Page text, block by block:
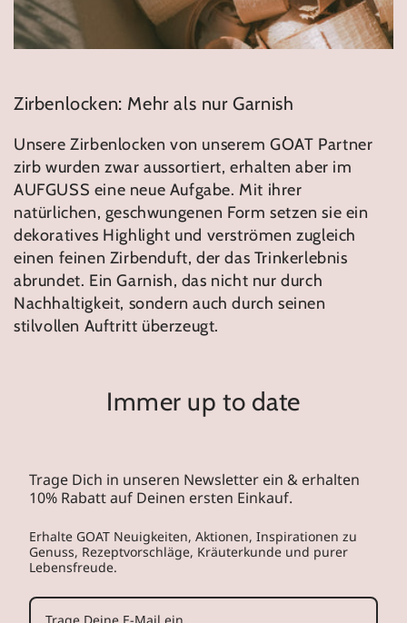
Zirbenlocken: Mehr als nur Garnish
Unsere Zirbenlocken von unserem GOAT Partner
zirb wurden zwar aussortiert, erhalten aber im
AUFGUSS eine neue Aufgabe. Mit ihrer
natürlichen, geschwungenen Form setzen sie ein
dekoratives Highlight und verströmen zugleich
einen feinen Zirbenduft, der das Trinkerlebnis
abrundet. Ein Garnish, das nicht nur durch
Nachhaltigkeit, sondern auch durch seinen
stilvollen Auftritt überzeugt.
Immer up to date
Trage Dich in unseren Newsletter ein & erhalten
10% Rabatt auf Deinen ersten Einkauf.
Erhalte GOAT Neuigkeiten, Aktionen, Inspirationen zu
Genuss, Rezeptvorschläge, Kräuterkunde und purer
Lebensfreude.